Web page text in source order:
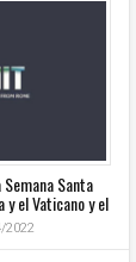
Santa
y el Vaticano y el
audio